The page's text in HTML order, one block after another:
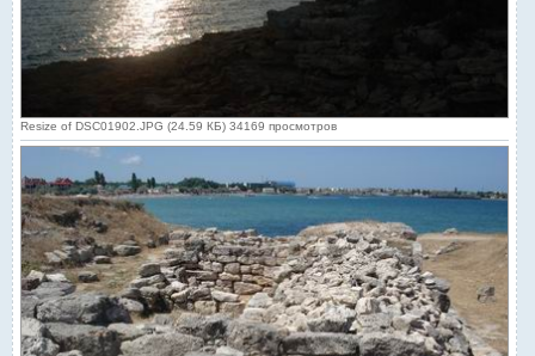
Resize of DSC01902.JPG (24.59 КБ) 34169 просмотров